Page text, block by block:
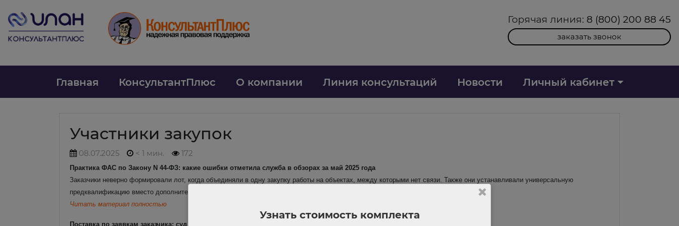
Горячая линия: 8 (800) 200 88 45
заказать звонок
Главная КонсультантПлюс О компании Линия консультаций Новости Личный кабинет
Участники закупок
08.07.2025 < 1 мин. 172
Практика ФАС по Закону N 44-ФЗ: какие ошибки отметила служба в обзорах за май 2025 года
Заказчики неверно формировали лот, когда объединяли в одну закупку работы на объектах, между которыми нет связи. Также они устанавливали универсальную
предквалификацию вместо дополнительных требований и без оснований отклоняли заявки. Подробнее в обзоре.
Читать материал полностью
Поставка по заявкам заказчика: суд не взыскал стоимость не выбранного по госконтракту товара
Узнать стоимость комплекта